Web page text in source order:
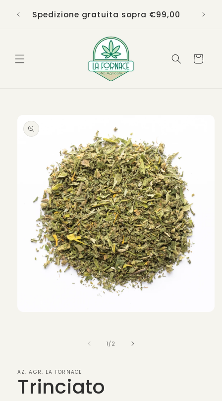
direttamente
ai contenuti
Spedizione gratuita sopra €99,00
Carrello
prodotto
1 /su
2
AZ. AGR. LA FORNACE
Trinciato